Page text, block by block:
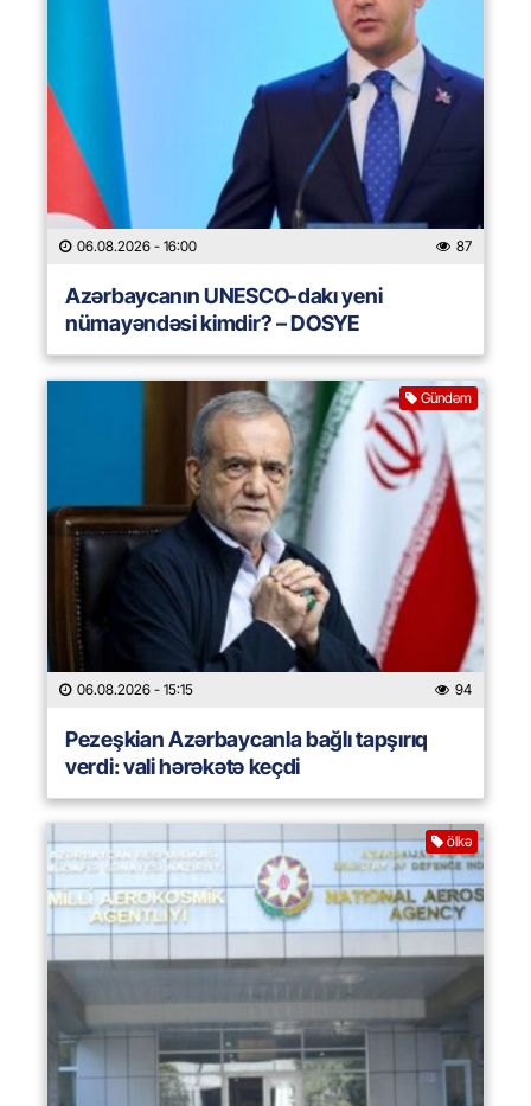
06.08.2026 - 16:00 87
Azərbaycanın UNESCO-dakı yeni
nümayəndəsi kimdir? – DOSYE
Gündəm
06.08.2026 - 15:15 94
Pezeşkian Azərbaycanla bağlı tapşırıq
verdi: vali hərəkətə keçdi
ölkə